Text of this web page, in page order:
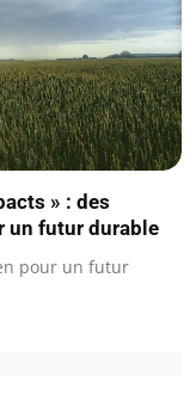
» : des
un futur durable
pour un futur